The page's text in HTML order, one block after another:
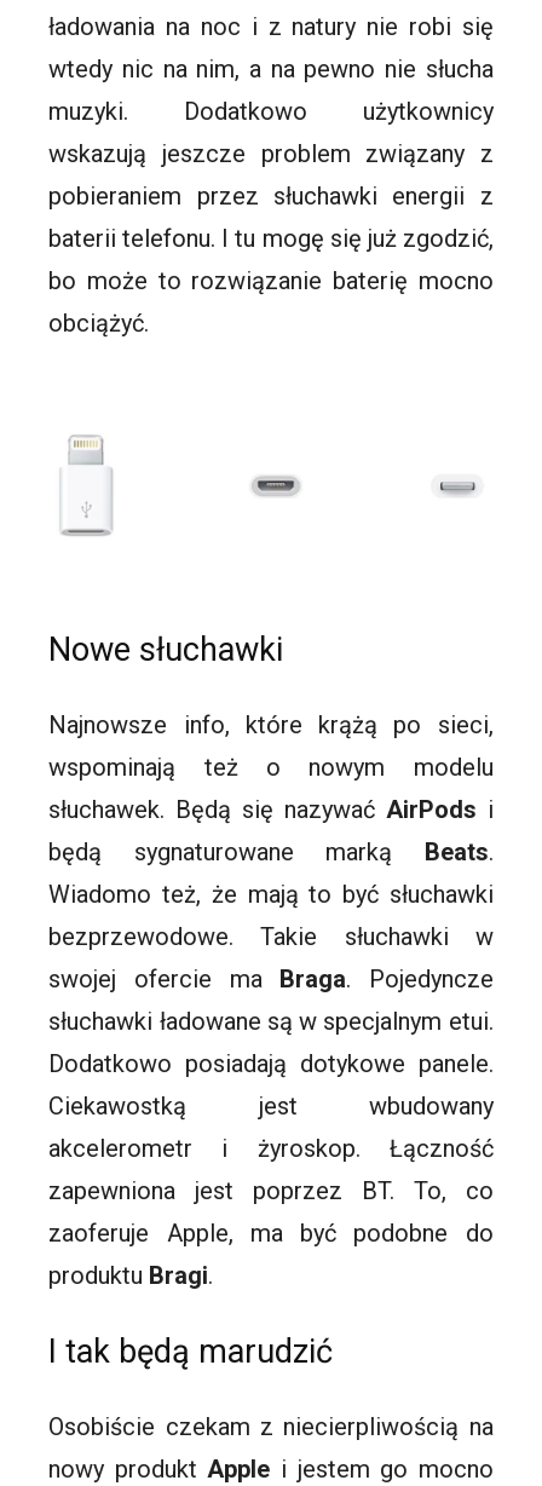
ładowania na noc i z natury nie robi się
wtedy nic na nim, a na pewno nie słucha
muzyki. Dodatkowo użytkownicy
wskazują jeszcze problem związany z
pobieraniem przez słuchawki energii z
baterii telefonu. I tu mogę się już zgodzić,
bo może to rozwiązanie baterię mocno
obciążyć.
Nowe słuchawki
Najnowsze info, które krążą po sieci,
wspominają też o nowym modelu
słuchawek. Będą się nazywać AirPods i
będą sygnaturowane marką Beats.
Wiadomo też, że mają to być słuchawki
bezprzewodowe. Takie słuchawki w
swojej ofercie ma Braga. Pojedyncze
słuchawki ładowane są w specjalnym etui.
Dodatkowo posiadają dotykowe panele.
Ciekawostką jest wbudowany
akcelerometr i żyroskop. Łączność
zapewniona jest poprzez BT. To, co
zaoferuje Apple, ma być podobne do
produktu Bragi.
I tak będą marudzić
Osobiście czekam z niecierpliwością na
nowy produktApple i jestem go mocno